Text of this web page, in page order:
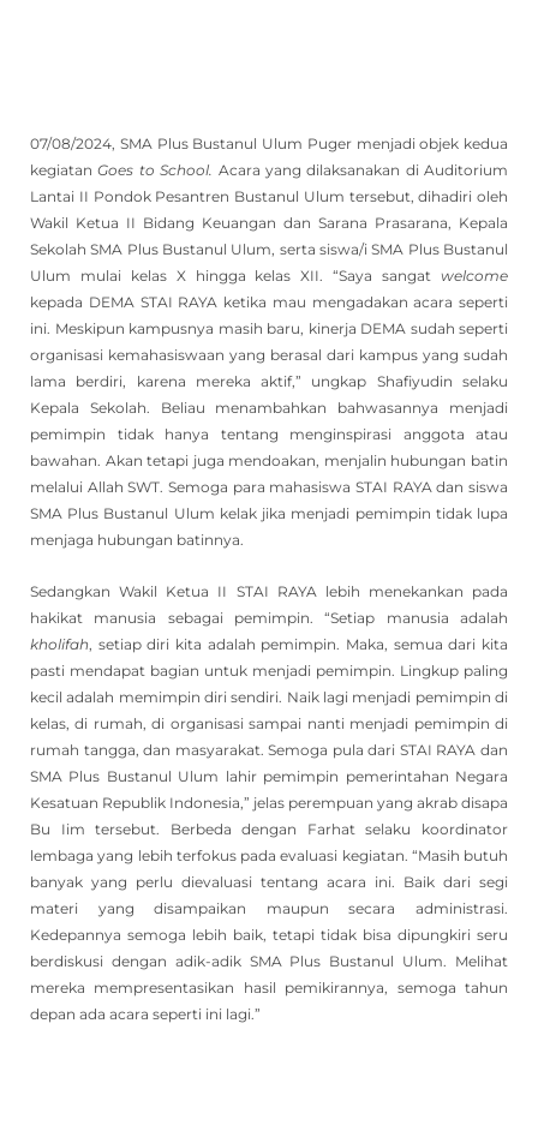
07/08/2024, SMA Plus Bustanul Ulum Puger menjadi objek kedua
kegiatanGoes to School. Acara yang dilaksanakan di Auditorium
Lantai II Pondok Pesantren Bustanul Ulum tersebut, dihadiri oleh
Wakil Ketua II Bidang Keuangan dan Sarana Prasarana, Kepala
Sekolah SMA Plus Bustanul Ulum, serta siswa/i SMA Plus Bustanul
Ulum mulai kelas X hingga kelas XII. “Saya sangat welcome
kepada DEMA STAI RAYA ketika mau mengadakan acara seperti
ini. Meskipun kampusnya masih baru, kinerja DEMA sudah seperti
organisasi kemahasiswaan yang berasal dari kampus yang sudah
lama berdiri, karena mereka aktif,” ungkap Shafiyudin selaku
Kepala Sekolah. Beliau menambahkan bahwasannya menjadi
pemimpin tidak hanya tentang menginspirasi anggota atau
bawahan. Akan tetapi juga mendoakan, menjalin hubungan batin
melalui Allah SWT. Semoga para mahasiswa STAI RAYA dan siswa
SMA Plus Bustanul Ulum kelak jika menjadi pemimpin tidak lupa
menjaga hubungan batinnya.
Sedangkan Wakil Ketua II STAI RAYA lebih menekankan pada
hakikat manusia sebagai pemimpin. “Setiap manusia adalah
kholifah, setiap diri kita adalah pemimpin. Maka, semua dari kita
pasti mendapat bagian untuk menjadi pemimpin. Lingkup paling
kecil adalah memimpin diri sendiri. Naik lagi menjadi pemimpin di
kelas, di rumah, di organisasi sampai nanti menjadi pemimpin di
rumah tangga, dan masyarakat. Semoga pula dari STAI RAYA dan
SMA Plus Bustanul Ulum lahir pemimpin pemerintahan Negara
Kesatuan Republik Indonesia,” jelas perempuan yang akrab disapa
Bu Iim tersebut. Berbeda dengan Farhat selaku koordinator
lembaga yang lebih terfokus pada evaluasi kegiatan. “Masih butuh
banyak yang perlu dievaluasi tentang acara ini. Baik dari segi
materi yang disampaikan maupun secara administrasi.
Kedepannya semoga lebih baik, tetapi tidak bisa dipungkiri seru
berdiskusi dengan adik-adik SMA Plus Bustanul Ulum. Melihat
mereka mempresentasikan hasil pemikirannya, semoga tahun
depan ada acara seperti ini lagi.”